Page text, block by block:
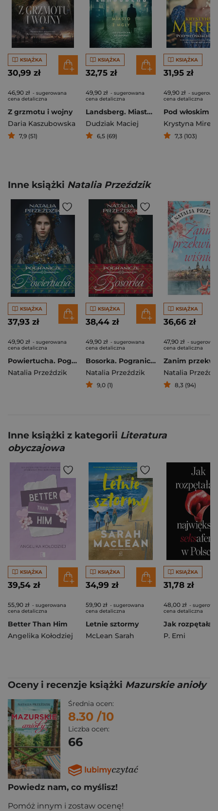
KSIĄŻKA
30,99 zł
46,90 zł - sugerowana
cena detaliczna
Z grzmotu i wojny
Daria Kaszubowska
7,9 (51)
KSIĄŻKA
32,75 zł
49,90 zł - sugerowana
cena detaliczna
Landsberg. Miasto z mgły
Dudziak Maciej
6,5 (69)
KSIĄŻKA
31,95 zł
49,90 zł -
cena detaliczna
Krystyna Mirek
7,3 (103)
Inne książki Natalia Przeździk
KSIĄŻKA
37,93 zł
49,90 zł - sugerowana
cena detaliczna
Powiertucha. Pogranicze. Tom 2
Natalia Przeździk
KSIĄŻKA
38,44 zł
49,90 zł - sugerowana
cena detaliczna
Bosorka. Pogranicze. Tom 1
Natalia Przeździk
9,0 (1)
KSIĄŻKA
36,66 zł
47,90 zł -
cena detaliczna
Natalia
8,3 (94)
Inne książki z kategorii Literatura
obyczajowa
KSIĄŻKA
39,54 zł
55,90 zł - sugerowana
cena detaliczna
Better Than Him
Angelika Kołodziej
KSIĄŻKA
34,99 zł
59,90 zł - sugerowana
cena detaliczna
Letnie sztormy
McLean Sarah
KSIĄŻKA
31,78 zł
48,00 zł -
cena detaliczna
P. Emi
Oceny i recenzje książki Mazurskie anioły
Średnia ocen:
8.30 /10
Liczba ocen:
66
Powiedz nam, co myślisz!
Pomóż innym i zostaw ocenę!